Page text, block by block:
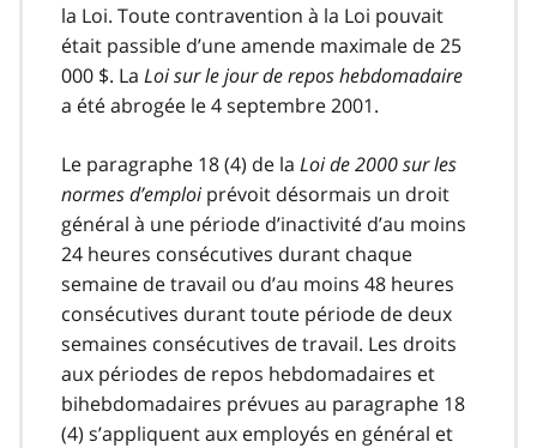
la Loi. Toute contravention à la Loi pouvait
était passible d’une amende maximale de 25
000 $. La Loi sur le jour de repos hebdomadaire
a été abrogée le 4 septembre 2001.
Le paragraphe 18 (4) de la Loi de 2000 sur les
normes d’emploiprévoit désormais un droit
général à une période d’inactivité d’au moins
24 heures consécutives durant chaque
semaine de travail ou d’au moins 48 heures
consécutives durant toute période de deux
semaines consécutives de travail. Les droits
aux périodes de repos hebdomadaires et
bihebdomadaires prévues au paragraphe 18
(4) s’appliquent aux employés en général et